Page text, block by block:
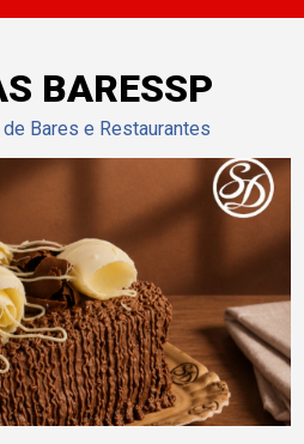
BARESSP
Bares e Restaurantes